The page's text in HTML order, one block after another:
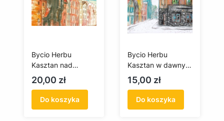
Bycio Herbu
Kasztan nad
Bałtykiem
Cena
20,00 zł
Do koszyka
Bycio Herbu
Kasztan w dawnym
Bytowie
Cena
15,00 zł
Do koszyka